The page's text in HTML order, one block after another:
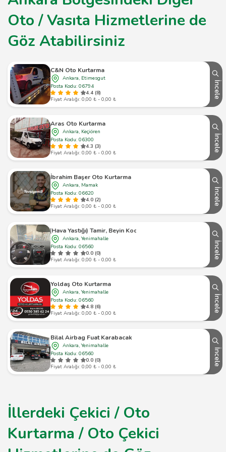
Oto / Vasıta Hizmetlerine de
Göz Atabilirsiniz
C&N Oto Kurtarma
Ankara, Etimesgut
Posta Kodu: 06794
4.4 (8)
Fiyat Aralığı: 0,00 ₺ - 0,00 ₺
İncele
Aras Oto Kurtarma
Ankara, Keçiören
Posta Kodu: 06300
4.3 (3)
Fiyat Aralığı: 0,00 ₺ - 0,00 ₺
İncele
İbrahim Başer Oto Kurtarma
Ankara, Mamak
Posta Kodu: 06620
4.0 (2)
Fiyat Aralığı: 0,00 ₺ - 0,00 ₺
İncele
Yastığı) Tamir, Beyin Kodlama,Gögüs Kaplama Merkezi - Yenimahalle - 1
Ankara, Yenimahalle
Posta Kodu: 06560
0.0 (0)
Fiyat Aralığı: 0,00 ₺ - 0,00 ₺
İncele
Yoldaş Oto Kurtarma
Ankara, Yenimahalle
Posta Kodu: 06560
4.8 (6)
Fiyat Aralığı: 0,00 ₺ - 0,00 ₺
İncele
Bilal Airbag Fuat Karabacak
Ankara, Yenimahalle
Posta Kodu: 06560
0.0 (0)
Fiyat Aralığı: 0,00 ₺ - 0,00 ₺
İncele
İllerdeki Çekici / Oto
Kurtarma / Oto Çekici